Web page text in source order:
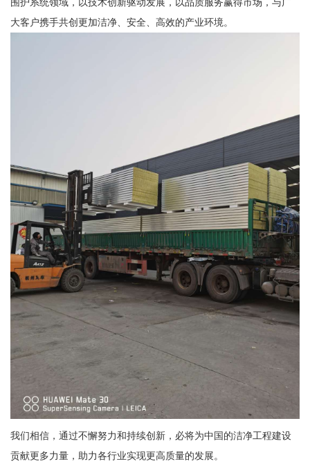
围护系统领域，以技术创新驱动发展，以品质服务赢得市场，与广
大客户携手共创更加洁净、安全、高效的产业环境。
我们相信，通过不懈努力和持续创新，必将为中国的洁净工程建设
贡献更多力量，助力各行业实现更高质量的发展。